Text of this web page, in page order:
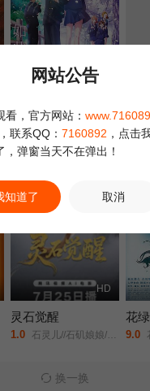
HD中字
2.0 剧场版/我内心的糟糕念头(台)/The Dangers in My Heart: The Movie/
哪
6.0
正片
HD
灵石觉醒
1.0 石灵儿//石矶娘娘/太白金星/牛魔王/
花
9.0
换一换
网站公告
看，官方网站： www.716089
，联系QQ： 7160892 ，点击
，弹窗当天不在弹出！
知道了 取消